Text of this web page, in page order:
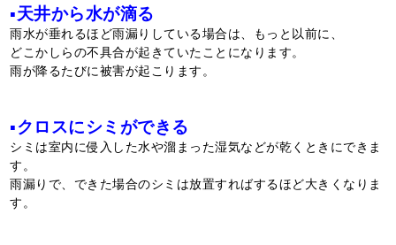
▪天井から水が滴る
雨水が垂れるほど雨漏りしている場合は、もっと以前に、
どこかしらの不具合が起きていたことになります。
雨が降るたびに被害が起こります。
▪クロスにシミができる
シミは室内に侵入した水や溜まった湿気などが乾くときにできま
す。
雨漏りで、できた場合のシミは放置すればするほど大きくなりま
す。